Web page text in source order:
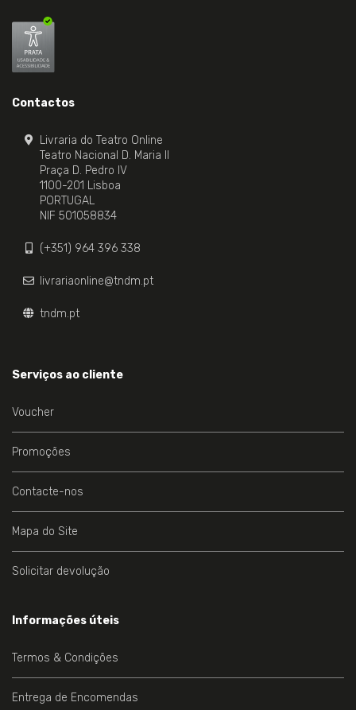
Contactos
Livraria do Teatro Online
Teatro Nacional D. Maria II
Praça D. Pedro IV
1100-201 Lisboa
PORTUGAL
NIF 501058834
(+351) 964 396 338
livrariaonline@tndm.pt
tndm.pt
Serviços ao cliente
Voucher
Promoções
Contacte-nos
Mapa do Site
Solicitar devolução
Informações úteis
Termos & Condições
Entrega de Encomendas